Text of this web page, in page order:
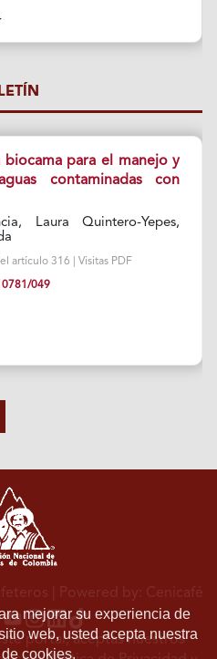
para el manejo y
contaminadas con
Laura Quintero-Yepes,
artículo 316 | Visitas PDF
049
mejorar su experiencia de
web, usted acepta nuestra
cookies.
| Powered by: Cenicafé
portal, aceptas nuestros